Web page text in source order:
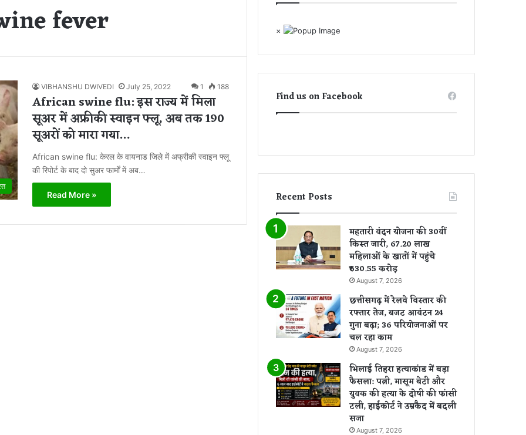
fever
VIBHANSHU DWIVEDI July 25, 2022 1 188
African swine flu: इस राज्य में मिला
सूअर में अफ्रीकी स्वाइन फ्लू, अब तक 190
सूअरों को मारा गया…
African swine flu: केरल के वायनाड जिले में अफ्रीकी स्वाइन फ्लू
की रिपोर्ट के बाद दो सुअर फार्मों में अब…
Read More »
×
Find us on Facebook
Recent Posts
महतारी वंदन योजना की 30वीं
किस्त जारी, 67.20 लाख
महिलाओं के खातों में पहुंचे
₹630.55 करोड़
August 7, 2026
छत्तीसगढ़ में रेलवे विस्तार की
रफ्तार तेज, बजट आवंटन 24
गुना बढ़ा; 36 परियोजनाओं पर
चल रहा काम
August 7, 2026
भिलाई तिहरा हत्याकांड में बड़ा
फैसला: पत्नी, मासूम बेटी और
युवक की हत्या के दोषी की फांसी
टली, हाईकोर्ट ने उम्रकैद में बदली
सजा
August 7, 2026